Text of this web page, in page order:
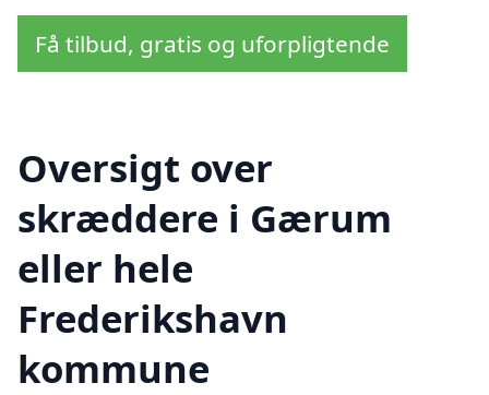
Få tilbud, gratis og uforpligtende
Oversigt over
skræddere i Gærum
eller hele
Frederikshavn
kommune